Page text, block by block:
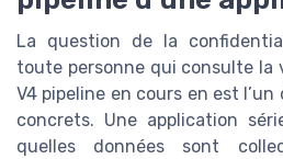
La question de la
toute personne qui consulte la
V4 pipeline en cours en est
concrets. Une application
quelles données sont